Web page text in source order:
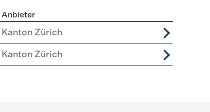
Anbieter
Kanton Zürich
Kanton Zürich